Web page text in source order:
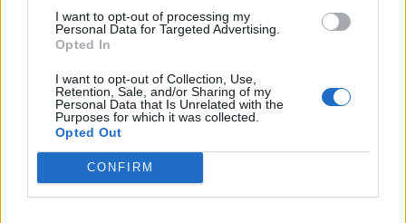
I want to opt-out of processing my
Personal Data for Targeted Advertising.
Opted In
I want to opt-out of Collection, Use,
Retention, Sale, and/or Sharing of my
Personal Data that Is Unrelated with the
Purposes for which it was collected.
Opted Out
CONFIRM